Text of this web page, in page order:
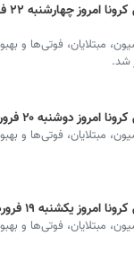
مبتلایان، فوتی‌ها و
شد.
۲۰ فروردین؛ ۲۲ فوتی و ۱۰۰۰ ابتلای جدید
مبتلایان، فوتی‌ها و
فروردین؛ یک فوتی و ۱۰۰۰ ابتلای جدید
مبتلایان، فوتی‌ها و